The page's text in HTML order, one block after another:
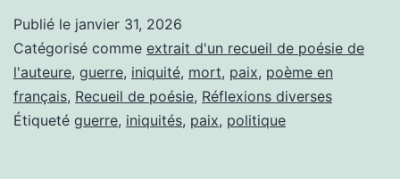
le
nom
des
rues »,
Publié le janvier 31, 2026
Catégorisé comme extrait d'un recueil de poésie de
l'auteure, guerre, iniquité, mort, paix, poème en
français, Recueil de poésie, Réflexions diverses
Étiqueté guerre, iniquités, paix, politique